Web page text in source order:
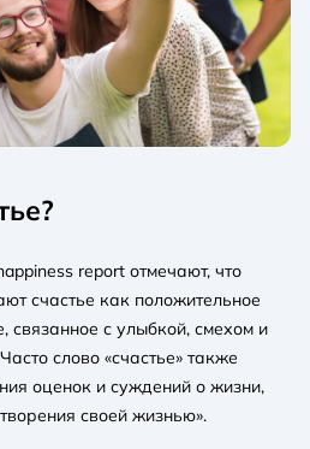
report отмечают, что
счастье как положительное
связанное с улыбкой, смехом и
слово «счастье» также
оценок и суждений о жизни,
своей жизнью».